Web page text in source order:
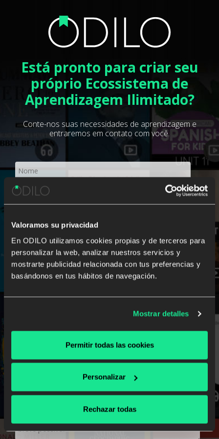
Valoramos su privacidad
En ODILO utilizamos cookies propias y de terceros para
personalizar la web, analizar nuestros servicios y
mostrarte publicidad relacionada con tus preferencias y
basándonos en tus hábitos de navegación.
Mostrar detalles
Permitir todas las cookies
Personalizar
Rechazar todas
Está pronto para criar seu
próprio Ecossistema de
Aprendizagem Ilimitado?
Conte-nos suas necessidades de aprendizagem e
entraremos em contato com você.